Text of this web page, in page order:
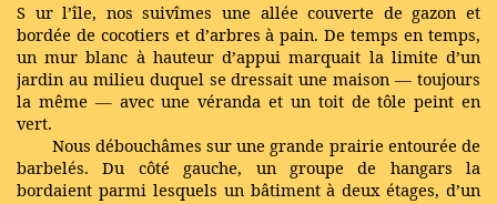
S ur l’île, nos suivîmes une allée couverte de gazon et
bordée de cocotiers et d’arbres à pain. De temps en temps,
un mur blanc à hauteur d’appui marquait la limite d’un
jardin au milieu duquel se dressait une maison — toujours
la même — avec une véranda et un toit de tôle peint en
vert.
Nous débouchâmes sur une grande prairie entourée de
barbelés. Du côté gauche, un groupe de hangars la
bordaient parmi lesquels un bâtiment à deux étages, d’un